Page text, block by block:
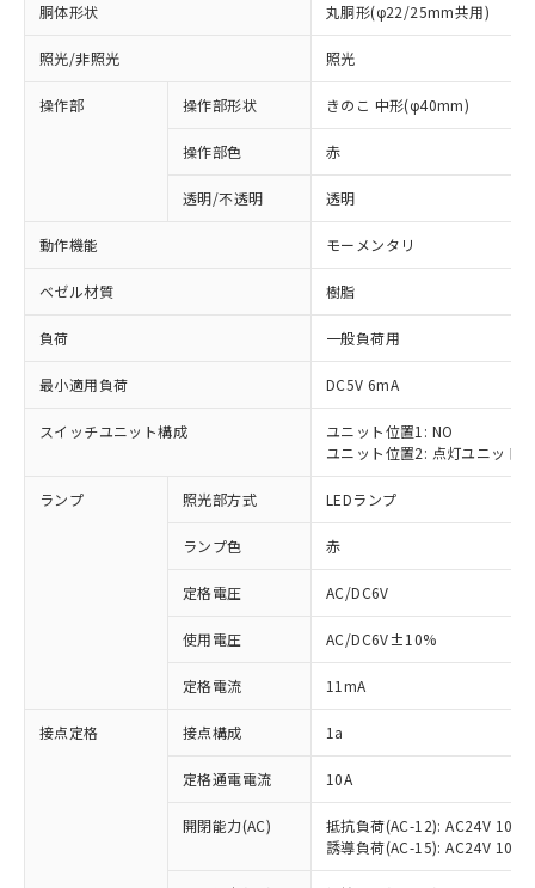
胴体形状 丸胴形(φ22/25mm共用)
照光/非照光 照光
操作部 操作部形状 きのこ 中形(φ40mm)
操作部色 赤
透明/不透明 透明
動作機能 モーメンタリ
ベゼル材質 樹脂
負荷 一般負荷用
最小適用負荷 DC5V 6mA
スイッチユニット構成
ユニット位置1: NO
ユニット位置2: 点灯ユニット
ランプ 照光部方式 LEDランプ
ランプ色 赤
定格電圧 AC/DC6V
使用電圧 AC/DC6V±10%
定格電流 11mA
接点定格 接点構成 1a
定格通電電流 10A
開閉能力(AC)
抵抗負荷(AC-12): AC24V 10A/
誘導負荷(AC-15): AC24V
以下の条件をお読みいただき、同意のうえ
本サービスは、当社制御機器事業取扱
商品の当社在庫状況および標準価格
(税抜)を提供させていただくもので
当社制御機器事業取扱商品の中には、
本サービスの対象外となる商品もある
非含有に対応した製品が提供可能な商品で
対応予定：EU RoHS指令（10物質）の非含
有に対応した製品に切り替える予定のある
対応予定なし：EU RoHS指令（10物質）の
非含有に非対応の商品で、対応品を出す予
調査・確認中：EU RoHS指令（10物質）の
非含有の対応状況を調査中または確認中の
非該当品：ライセンス料など無形物で、有
害物質有無と関係のない商品です。
仕入先様の事情により、非含有部品として
「○」：最大均質材料含有率が中国RoHSの
基準値以下であることを示します。
「×」：最大均質材料含有率が中国RoHSの